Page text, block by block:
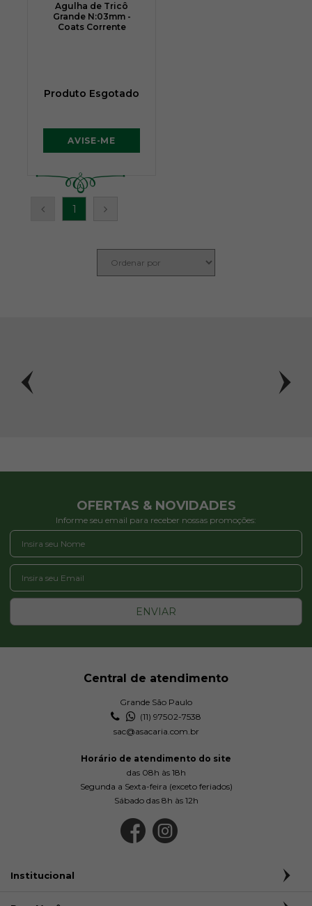
Agulha de Tricô
Grande N:03mm -
Coats Corrente
Produto Esgotado
AVISE-ME
1
OFERTAS & NOVIDADES
Informe seu email para receber nossas promoções:
ENVIAR
Central de atendimento
Grande São Paulo
(11) 97502-7538
sac@asacaria.com.br
Horário de atendimento do site
das 08h às 18h
Segunda a Sexta-feira (exceto feriados)
Sábado das 8h às 12h
Institucional